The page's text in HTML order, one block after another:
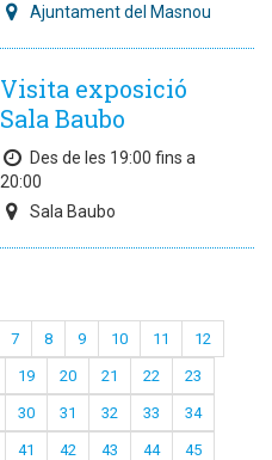
Ajuntament del Masnou
Visita exposició
Sala Baubo
Des de les 19:00 fins a
20:00
Sala Baubo
7 8 9 10 11 12
19 20 21 22 23
30 31 32 33 34
41 42 43 44 45